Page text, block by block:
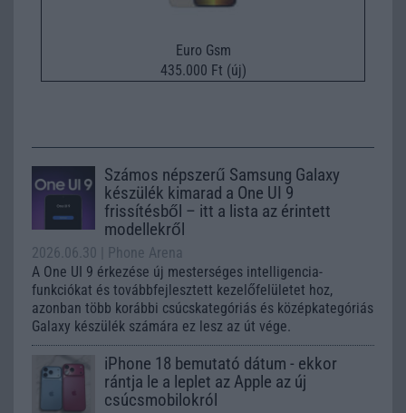
Euro Gsm
435.000 Ft (új)
Számos népszerű Samsung Galaxy
készülék kimarad a One UI 9
frissítésből – itt a lista az érintett
modellekről
2026.06.30
| Phone Arena
A One UI 9 érkezése új mesterséges intelligencia-
funkciókat és továbbfejlesztett kezelőfelületet hoz,
azonban több korábbi csúcskategóriás és középkategóriás
Galaxy készülék számára ez lesz az út vége.
iPhone 18 bemutató dátum - ekkor
rántja le a leplet az Apple az új
csúcsmobilokról